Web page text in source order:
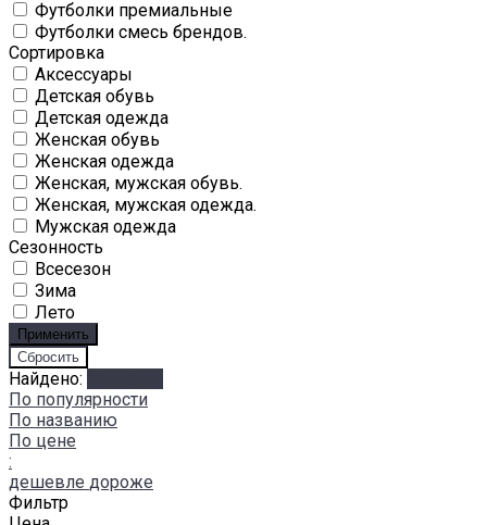
Футболки премиальные
Футболки смесь брендов.
Сортировка
Аксессуары
Детская обувь
Детская одежда
Женская обувь
Женская одежда
Женская, мужская обувь.
Женская, мужская одежда.
Мужская одежда
Сезонность
Всесезон
Зима
Лето
Найдено:
По популярности
По названию
По цене
:
дешевле дороже
Фильтр